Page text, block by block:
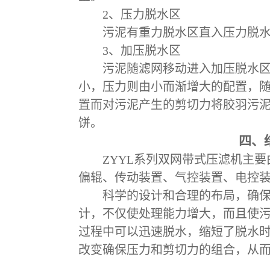
2、压力脱水区
污泥有重力脱水区直入压力脱
3、加压脱水区
污泥随滤网移动进入加压脱水
小，压力则由小而渐增大的配置，
置而对污泥产生的剪切力将胶羽污
饼。
四、
ZYYL系列双网带式压滤机主
偏辊、传动装置、气控装置、电控
科学的设计和合理的布局，确
计，不仅使处理能力增大，而且使
过程中可以迅速脱水，缩短了脱水
改变确保压力和剪切力的组合，从